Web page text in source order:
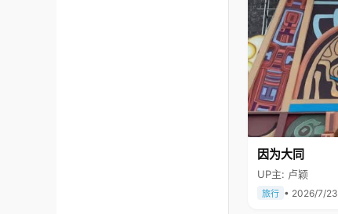
因为大同
UP主: 卢颖
旅行 • 2026/7/23